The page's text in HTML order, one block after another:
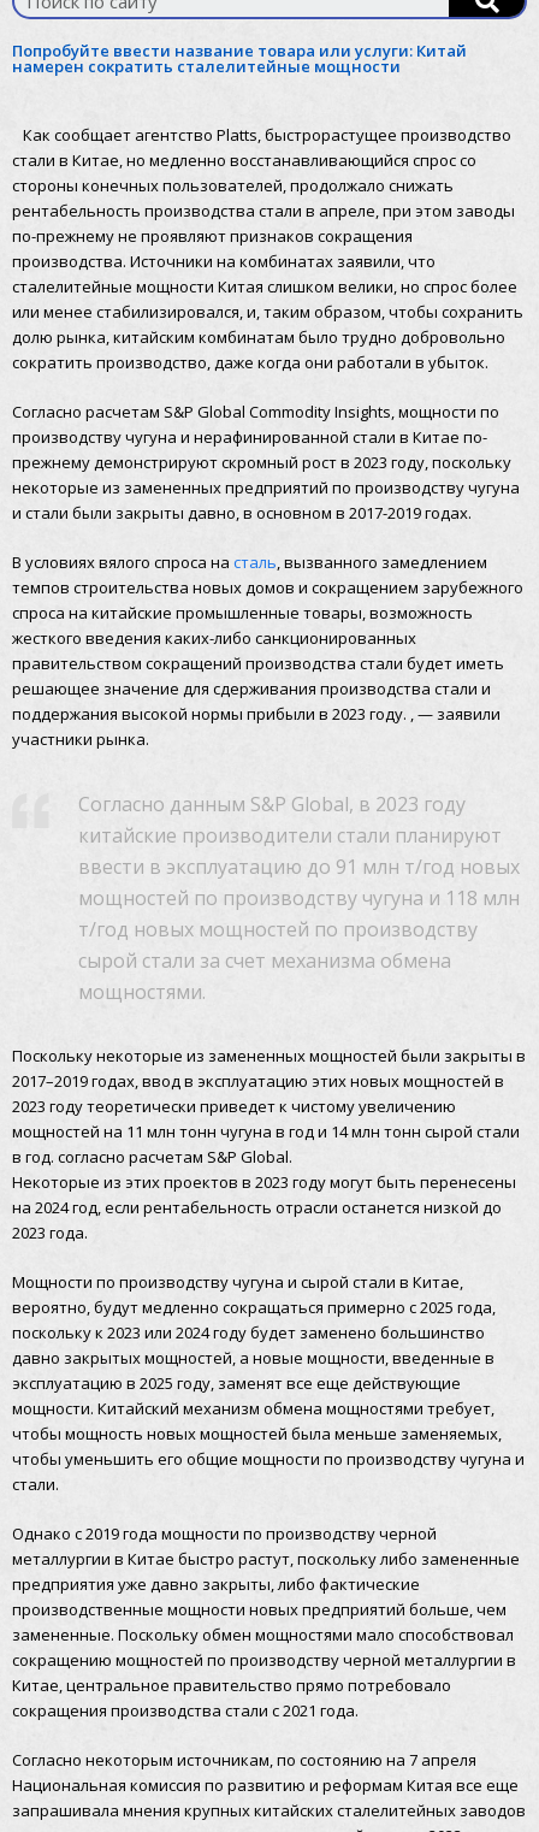
Попробуйте ввести название товара или услуги: Китай
намерен сократить сталелитейные мощности
Как сообщает агентство Platts, быстрорастущее производство
стали в Китае, но медленно восстанавливающийся спрос со
стороны конечных пользователей, продолжало снижать
рентабельность производства стали в апреле, при этом заводы
по-прежнему не проявляют признаков сокращения
производства. Источники на комбинатах заявили, что
сталелитейные мощности Китая слишком велики, но спрос более
или менее стабилизировался, и, таким образом, чтобы сохранить
долю рынка, китайским комбинатам было трудно добровольно
сократить производство, даже когда они работали в убыток.
Согласно расчетам S&P Global Commodity Insights, мощности по
производству чугуна и нерафинированной стали в Китае по-
прежнему демонстрируют скромный рост в 2023 году, поскольку
некоторые из замененных предприятий по производству чугуна
и стали были закрыты давно, в основном в 2017-2019 годах.
В условиях вялого спроса на сталь, вызванного замедлением
темпов строительства новых домов и сокращением зарубежного
спроса на китайские промышленные товары, возможность
жесткого введения каких-либо санкционированных
правительством сокращений производства стали будет иметь
решающее значение для сдерживания производства стали и
поддержания высокой нормы прибыли в 2023 году. , — заявили
участники рынка.
Согласно данным S&P Global, в 2023 году
китайские производители стали планируют
ввести в эксплуатацию до 91 млн т/год новых
мощностей по производству чугуна и 118 млн
т/год новых мощностей по производству
сырой стали за счет механизма обмена
мощностями.
Поскольку некоторые из замененных мощностей были закрыты в
2017–2019 годах, ввод в эксплуатацию этих новых мощностей в
2023 году теоретически приведет к чистому увеличению
мощностей на 11 млн тонн чугуна в год и 14 млн тонн сырой стали
в год. согласно расчетам S&P Global.
Некоторые из этих проектов в 2023 году могут быть перенесены
на 2024 год, если рентабельность отрасли останется низкой до
2023 года.
Мощности по производству чугуна и сырой стали в Китае,
вероятно, будут медленно сокращаться примерно с 2025 года,
поскольку к 2023 или 2024 году будет заменено большинство
давно закрытых мощностей, а новые мощности, введенные в
эксплуатацию в 2025 году, заменят все еще действующие
мощности. Китайский механизм обмена мощностями требует,
чтобы мощность новых мощностей была меньше заменяемых,
чтобы уменьшить его общие мощности по производству чугуна и
стали.
Однако с 2019 года мощности по производству черной
металлургии в Китае быстро растут, поскольку либо замененные
предприятия уже давно закрыты, либо фактические
производственные мощности новых предприятий больше, чем
замененные. Поскольку обмен мощностями мало способствовал
сокращению мощностей по производству черной металлургии в
Китае, центральное правительство прямо потребовало
сокращения производства стали с 2021 года.
Согласно некоторым источникам, по состоянию на 7 апреля
Национальная комиссия по развитию и реформам Китая все еще
запрашивала мнения крупных китайских сталелитейных заводов